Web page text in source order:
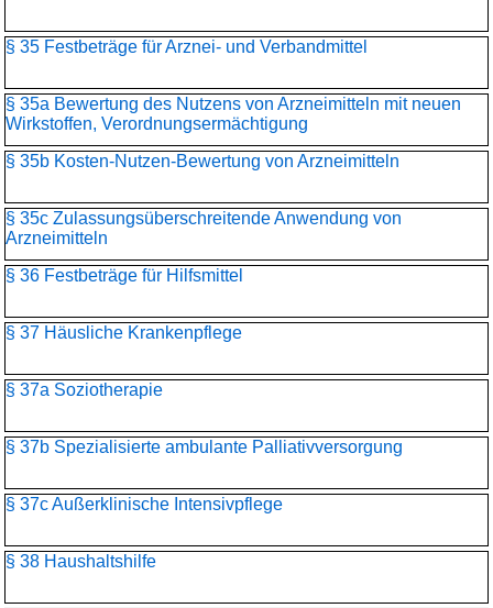
§ 35 Festbeträge für Arznei- und Verbandmittel
§ 35a Bewertung des Nutzens von Arzneimitteln mit neuen
Wirkstoffen, Verordnungsermächtigung
§ 35b Kosten-Nutzen-Bewertung von Arzneimitteln
§ 35c Zulassungsüberschreitende Anwendung von
Arzneimitteln
§ 36 Festbeträge für Hilfsmittel
§ 37 Häusliche Krankenpflege
§ 37a Soziotherapie
§ 37b Spezialisierte ambulante Palliativversorgung
§ 37c Außerklinische Intensivpflege
§ 38 Haushaltshilfe